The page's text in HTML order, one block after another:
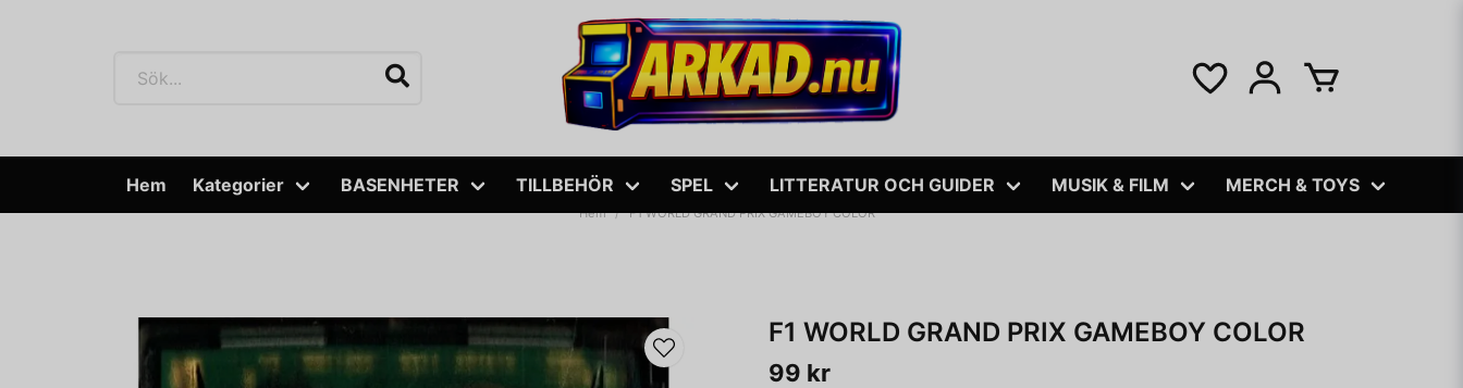
Hem Kategorier BASENHETER TILLBEHÖR SPEL LITTERATUR OCH GUIDER MUSIK & FILM MERCH & TOYS
Hem F1 WORLD GRAND PRIX GAMEBOY COLOR
F1 WORLD GRAND PRIX GAMEBOY COLOR
99 kr